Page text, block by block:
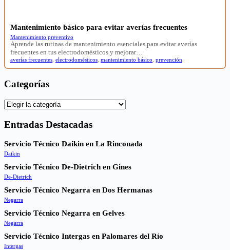
Mantenimiento básico para evitar averías frecuentes
Mantenimiento preventivo
Aprende las rutinas de mantenimiento esenciales para evitar averías
frecuentes en tus electrodomésticos y mejorar…
averías frecuentes electrodomésticos mantenimiento básico prevención
Categorías
Categorías
Entradas Destacadas
Servicio Técnico Daikin en La Rinconada
Daikin
Servicio Técnico De-Dietrich en Gines
De-Dietrich
Servicio Técnico Negarra en Dos Hermanas
Negarra
Servicio Técnico Negarra en Gelves
Negarra
Servicio Técnico Intergas en Palomares del Río
Intergas